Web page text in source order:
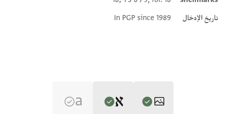
تاريخ الإدخال
In PGP since 1989